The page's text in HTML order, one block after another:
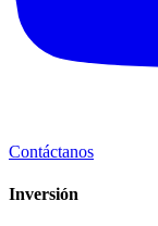
Contáctanos
Inversión